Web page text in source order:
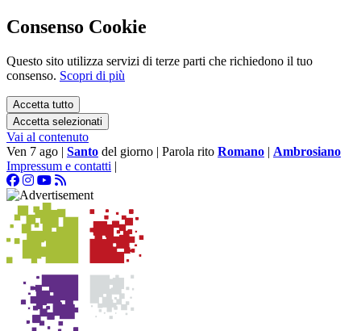
Consenso Cookie
Questo sito utilizza servizi di terze parti che richiedono il tuo
consenso. Scopri di più
Accetta tutto
Accetta selezionati
Vai al contenuto
Ven 7 ago | Santo del giorno | Parola rito Romano | Ambrosiano
Impressum e contatti |